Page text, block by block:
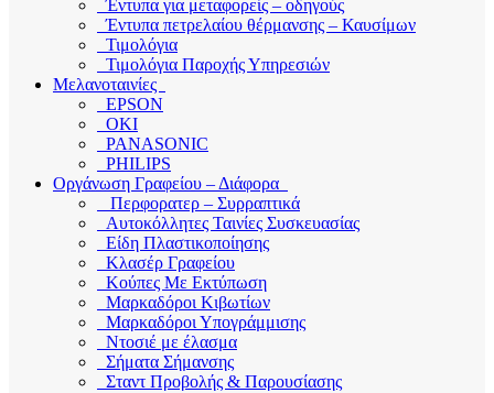
Έντυπα για μεταφορείς – οδηγούς
Έντυπα πετρελαίου θέρμανσης – Καυσίμων
Τιμολόγια
Τιμολόγια Παροχής Υπηρεσιών
Μελανοταινίες
EPSON
OKI
PANASONIC
PHILIPS
Οργάνωση Γραφείου – Διάφορα
Περφορατερ – Συρραπτικά
Αυτοκόλλητες Ταινίες Συσκευασίας
Είδη Πλαστικοποίησης
Κλασέρ Γραφείου
Κούπες Με Εκτύπωση
Μαρκαδόροι Κιβωτίων
Μαρκαδόροι Υπογράμμισης
Ντοσιέ με έλασμα
Σήματα Σήμανσης
Σταντ Προβολής & Παρουσίασης